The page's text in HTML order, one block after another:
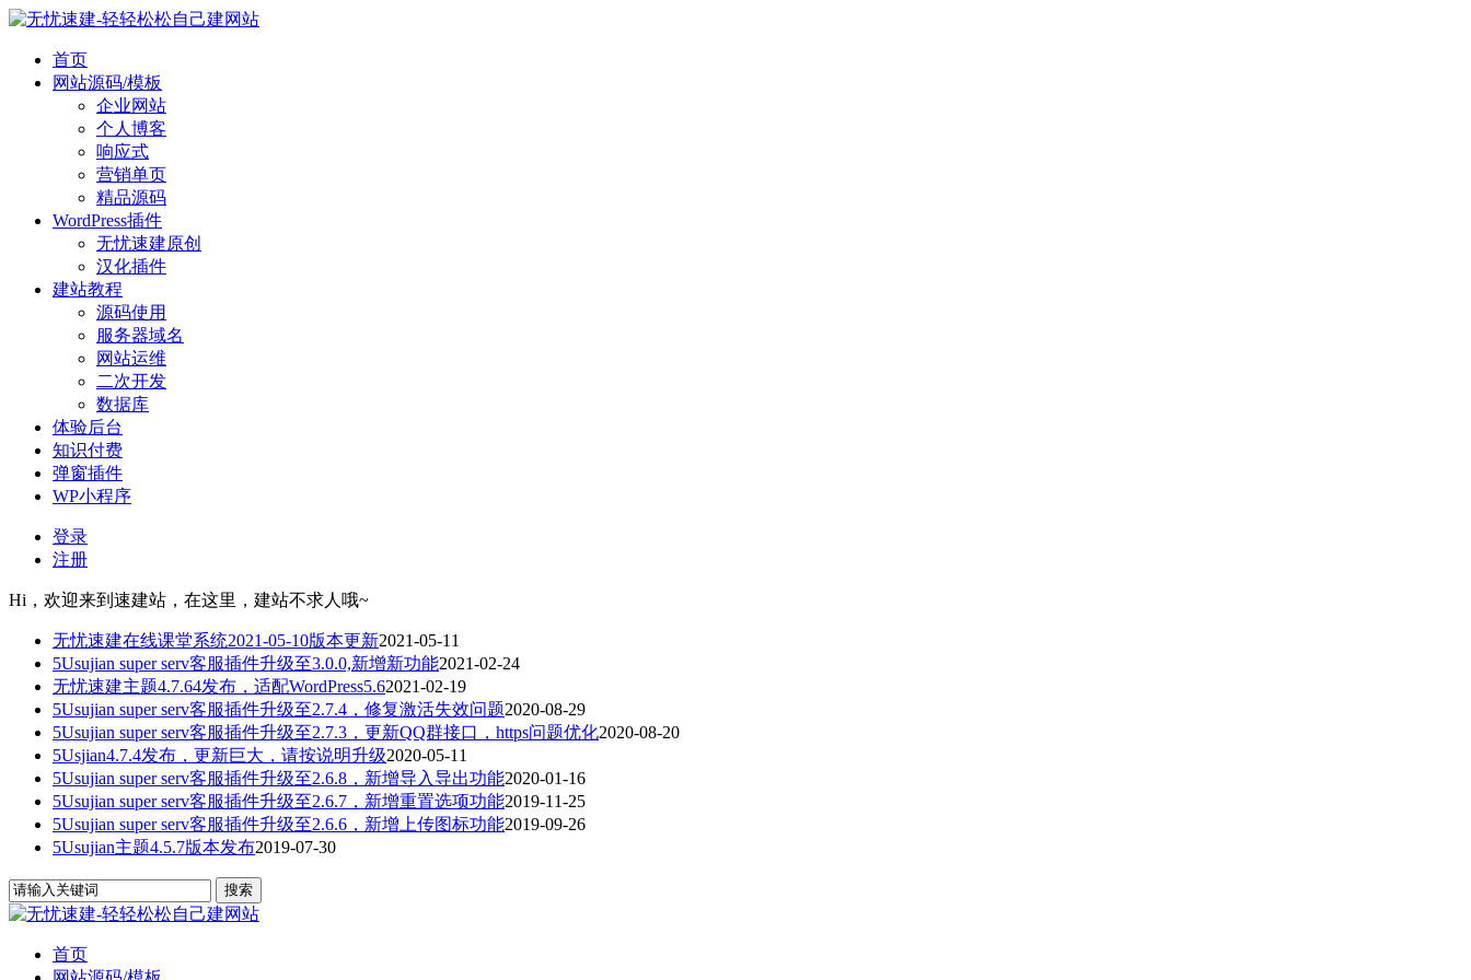
首页
网站源码/模板
企业网站
个人博客
响应式
营销单页
精品源码
WordPress插件
无忧速建原创
汉化插件
建站教程
源码使用
服务器域名
网站运维
二次开发
数据库
体验后台
知识付费
弹窗插件
WP小程序
登录
注册
Hi，欢迎来到速建站，在这里，建站不求人哦~
无忧速建在线课堂系统2021-05-10版本更新2021-05-11
5Usujian super serv客服插件升级至3.0.0,新增新功能2021-02-24
无忧速建主题4.7.64发布，适配WordPress5.62021-02-19
5Usujian super serv客服插件升级至2.7.4，修复激活失效问题2020-08-29
5Usujian super serv客服插件升级至2.7.3，更新QQ群接口，https问题优化2020-08-20
5Usjian4.7.4发布，更新巨大，请按说明升级2020-05-11
5Usujian super serv客服插件升级至2.6.8，新增导入导出功能2020-01-16
5Usujian super serv客服插件升级至2.6.7，新增重置选项功能2019-11-25
5Usujian super serv客服插件升级至2.6.6，新增上传图标功能2019-09-26
5Usujian主题4.5.7版本发布2019-07-30
首页